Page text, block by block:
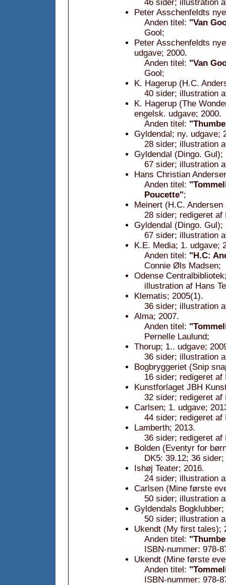
46 sider; illustration
Peter Asschenfeldts
Anden titel: "Van
Gool;
Peter Asschenfeldts
udgave; 2000.
Anden titel: "Van
Gool;
K. Hagerup (H.C.
40 sider; illustration
K. Hagerup (The
engelsk. udgave; 2000.
Anden titel:
Gyldendal; ny. udgave;
28 sider; illustration
Gyldendal (Dingo.
67 sider; illustration
Hans Christian
Anden titel:
Poucette";
Meinert (H.C.
28 sider; redigeret af
Gyldendal (Dingo. Gul);
67 sider; illustration
K.E. Media; 1. udgave;
Anden titel: "H.C:
Connie Øls Madsen;
Odense
illustration af Hans
Klematis; 2005(1).
36 sider; illustration
Alma; 2007.
Anden titel:
Pernelle Laulund;
Thorup; 1.. udgave;
36 sider; illustration
Bogbryggeriet (Snip
16 sider; redigeret
Kunstforlaget JBH
32 sider; redigeret
Carlsen; 1. udgave;
44 sider; redigeret
Lamberth; 2013.
36 sider; redigeret af
Bolden (Eventyr for
DK5: 39.12; 36 sider;
Ishøj Teater; 2016.
24 sider; illustration
Carlsen (Mine første
50 sider; illustration
Gyldendals
50 sider; illustration
Ukendt (My first tales);
Anden titel:
ISBN-nummer: 978-
Ukendt (Mine første
Anden titel:
ISBN-nummer: 978-